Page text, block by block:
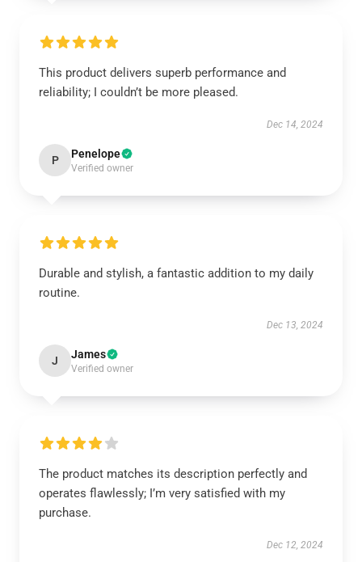
This product delivers superb performance and
reliability; I couldn’t be more pleased.
Dec 14, 2024
P Penelope
Verified owner
Durable and stylish, a fantastic addition to my daily
routine.
Dec 13, 2024
J James
Verified owner
The product matches its description perfectly and
operates flawlessly; I’m very satisfied with my
purchase.
Dec 12, 2024